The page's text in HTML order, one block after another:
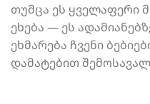
თუმცა ეს ყველაფერი
ეხება — ეს
ეხმარება ჩვენი
დამატებით